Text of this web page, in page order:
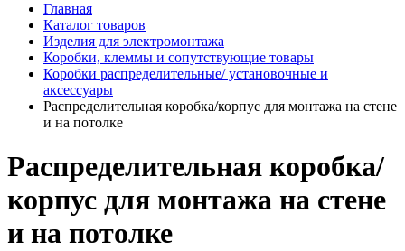
Главная
Каталог товаров
Изделия для электромонтажа
Коробки, клеммы и сопутствующие товары
Коробки распределительные/ установочные и
аксессуары
Распределительная коробка/корпус для монтажа на стене
и на потолке
Распределительная коробка/
корпус для монтажа на стене
и на потолке